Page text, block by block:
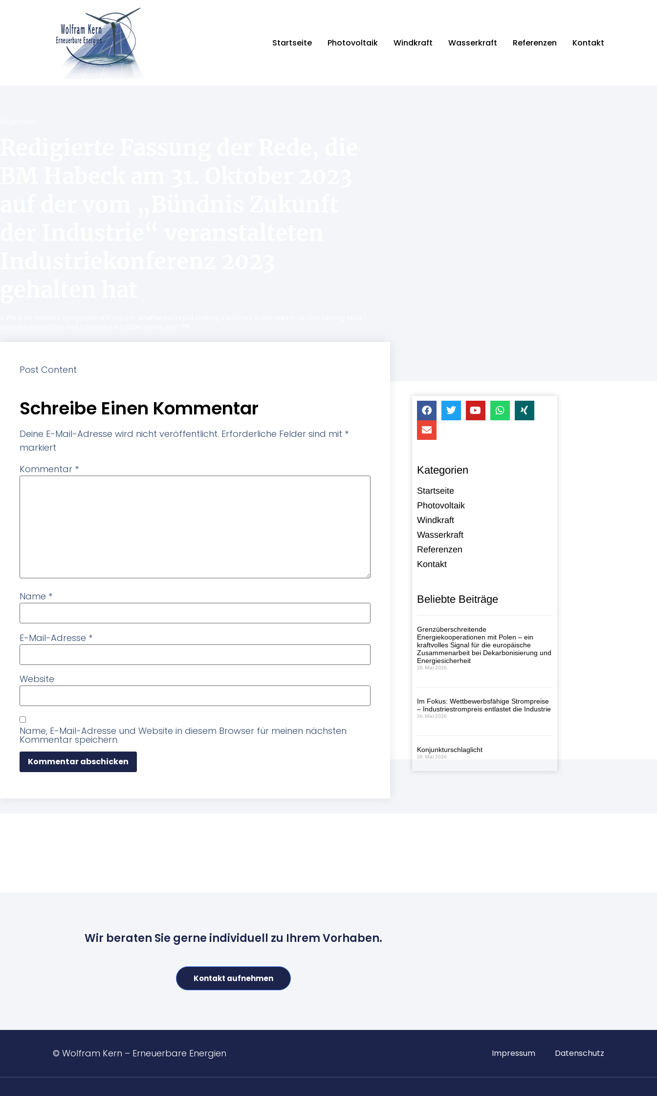
Startseite Photovoltaik Windkraft Wasserkraft Referenzen Kontakt
Post Content
Schreibe Einen Kommentar
Deine E-Mail-Adresse wird nicht veröffentlicht. Erforderliche Felder sind mit *
markiert
Kommentar *
Name *
E-Mail-Adresse *
Website
Name, E-Mail-Adresse und Website in diesem Browser für meinen nächsten
Kommentar speichern.
Kategorien
Startseite
Photovoltaik
Windkraft
Wasserkraft
Referenzen
Kontakt
Beliebte Beiträge
Grenzüberschreitende
Energiekooperationen mit Polen – ein
kraftvolles Signal für die europäische
Zusammenarbeit bei Dekarbonisierung und
Energiesicherheit
26. Mai 2026
Im Fokus: Wettbewerbsfähige Strompreise
– Industriestrompreis entlastet die Industrie
26. Mai 2026
Konjunkturschlaglicht
26. Mai 2026
Wir beraten Sie gerne individuell zu Ihrem Vorhaben.
Kontakt aufnehmen
© Wolfram Kern – Erneuerbare Energien Impressum Datenschutz